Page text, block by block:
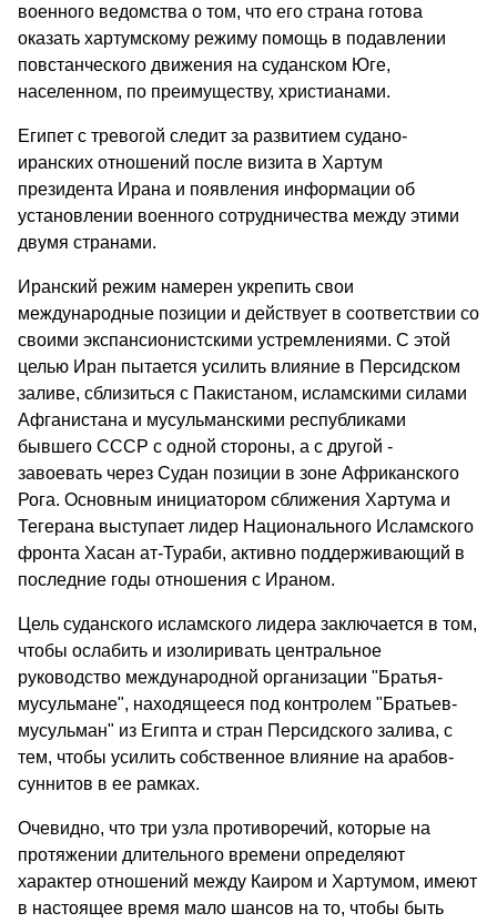
военного ведомства о том, что его страна готова
оказать хартумскому режиму помощь в подавлении
повстанческого движения на суданском Юге,
населенном, по преимуществу, христианами.
Египет с тревогой следит за развитием судано-
иранских отношений после визита в Хартум
президента Ирана и появления информации об
установлении военного сотрудничества между этими
двумя странами.
Иранский режим намерен укрепить свои
международные позиции и действует в соответствии со
своими экспансионистскими устремлениями. С этой
целью Иран пытается усилить влияние в Персидском
заливе, сблизиться с Пакистаном, исламскими силами
Афганистана и мусульманскими республиками
бывшего СССР с одной стороны, а с другой -
завоевать через Судан позиции в зоне Африканского
Рога. Основным инициатором сближения Хартума и
Тегерана выступает лидер Национального Исламского
фронта Хасан ат-Тураби, активно поддерживающий в
последние годы отношения с Ираном.
Цель суданского исламского лидера заключается в том,
чтобы ослабить и изолиривать центральное
руководство международной организации "Братья-
мусульмане", находящееся под контролем "Братьев-
мусульман" из Египта и стран Персидского залива, с
тем, чтобы усилить собственное влияние на арабов-
суннитов в ее рамках.
Очевидно, что три узла противоречий, которые на
протяжении длительного времени определяют
характер отношений между Каиром и Хартумом, имеют
в настоящее время мало шансов на то, чтобы быть